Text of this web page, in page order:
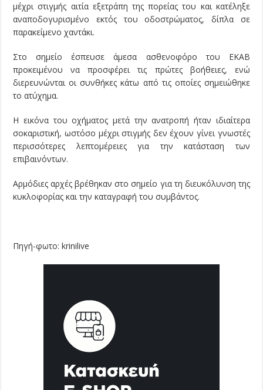
μέχρι στιγμής αιτία εξετράπη της πορείας του και κατέληξε
αναποδογυρισμένο εκτός του οδοστρώματος, δίπλα σε
παρακείμενο χαντάκι.
Στο σημείο έσπευσε άμεσα ασθενοφόρο του ΕΚΑΒ
προκειμένου να προσφέρει τις πρώτες βοήθειες, ενώ
διερευνώνται οι συνθήκες κάτω από τις οποίες σημειώθηκε
το ατύχημα.
Η εικόνα του οχήματος μετά την ανατροπή ήταν ιδιαίτερα
σοκαριστική, ωστόσο μέχρι στιγμής δεν έχουν γίνει γνωστές
περισσότερες λεπτομέρειες για την κατάσταση των
επιβαινόντων.
Αρμόδιες αρχές βρέθηκαν στο σημείο για τη διευκόλυνση της
κυκλοφορίας και την καταγραφή του συμβάντος.
Πηγή-φωτο: krinilive